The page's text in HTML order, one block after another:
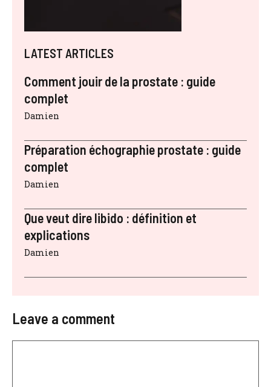
LATEST ARTICLES
Comment jouir de la prostate : guide
complet
Damien
Préparation échographie prostate : guide
complet
Damien
Que veut dire libido : définition et
explications
Damien
Leave a comment